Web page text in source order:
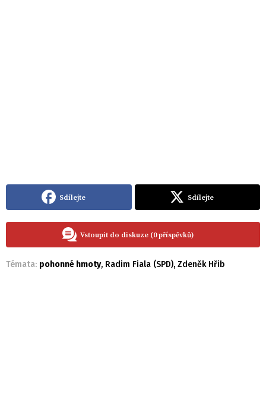
Sdílejte Sdílejte
Vstoupit do diskuze (0 příspěvků)
Témata: pohonné hmoty, Radim Fiala (SPD), Zdeněk Hřib